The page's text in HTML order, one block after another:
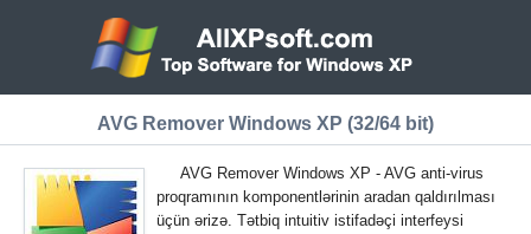
AVG Remover Windows XP (32/64 bit)
AVG Remover Windows XP - AVG anti-virus
proqramının komponentlərinin aradan qaldırılması
üçün ərizə. Tətbiq intuitiv istifadəçi interfeysi